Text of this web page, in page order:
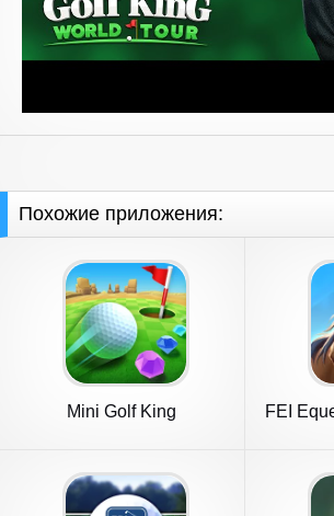
Похожие приложения:
Mini Golf King FEI